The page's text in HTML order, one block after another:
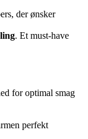
der ønsker
. Et must-have
for optimal smag
perfekt